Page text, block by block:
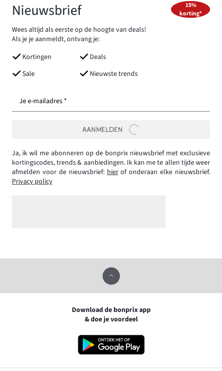
Nieuwsbrief
Wees altijd als eerste op de hoogte van deals!
Als je je aanmeldt, ontvang je:
Kortingen
Deals
Sale
Nieuwste trends
15%
korting*
Je e-mailadres *
AANMELDEN
Ja, ik wil me abonneren op de bonprix nieuwsbrief met exclusieve
kortingscodes, trends & aanbiedingen. Ik kan me te allen tijde weer
afmelden voor de nieuwsbrief:hierof onderaan elke nieuwsbrief.
Privacy policy
Download de bonprix app
& doe je voordeel